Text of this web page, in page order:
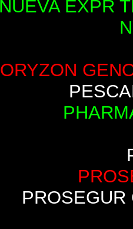
NUEVA EXPR
ORYZON
PROSEGUR